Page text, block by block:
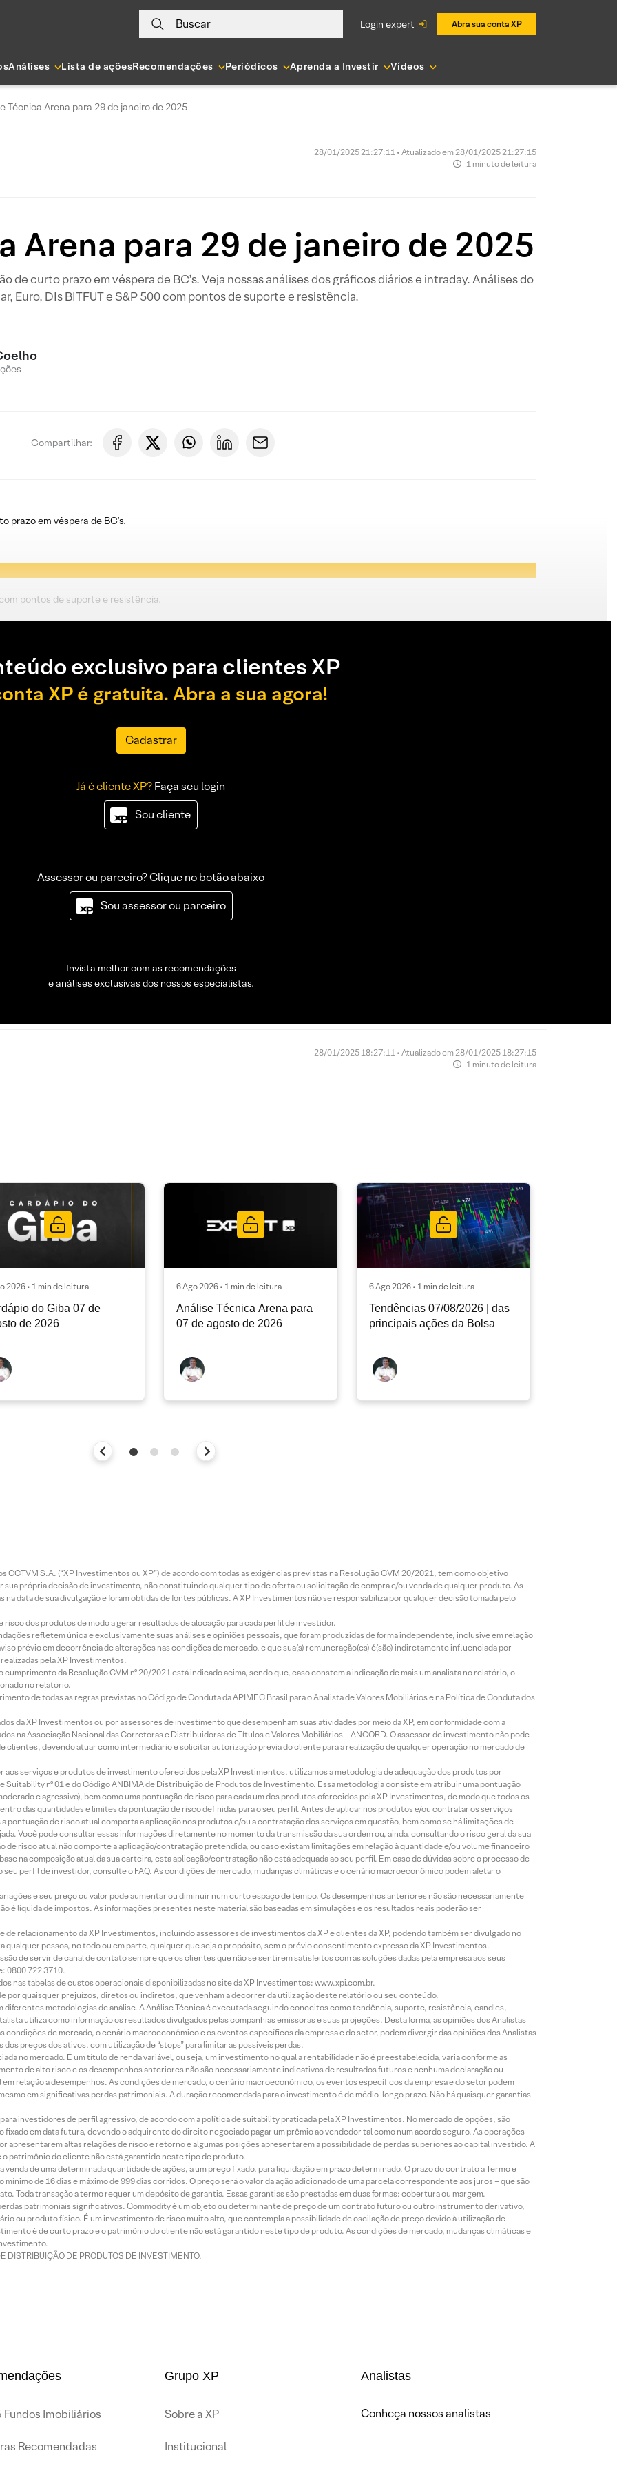
Buscar login expert Abra sua conta XP
Análises Lista de açõesRecomendações Periódicos Aprenda a Investir Vídeos
Técnica Arena para 29 de janeiro de 2025
28/01/2025 21:27:11 • Atualizado em 28/01/2025 21:27:15
1 minuto de leitura
Arena para 29 de janeiro de 2025
de curto prazo em véspera de BC’s. Veja nossas análises dos gráficos diários e intraday. Análises do
Euro, DIs BITFUT e S&P 500 com pontos de suporte e resistência.
Compartilhar:
prazo em véspera de BC’s.
pontos de suporte e resistência.
exclusivo para clientes XP
XP é gratuita. Abra a sua agora!
Cadastrar
Já é cliente XP?Faça seu login
Sou cliente
Assessor ou parceiro? Clique no botão abaixo
Sou assessor ou parceiro
Invista melhor com as recomendações
e análises exclusivas dos nossos especialistas.
28/01/2025 18:27:11 • Atualizado em 28/01/2025 18:27:15
1 minuto de leitura
2026 • 1 min de leitura
do Giba 07 de
de 2026
6 Ago 2026 • 1 min de leitura
Análise Técnica Arena para
07 de agosto de 2026
6 Ago 2026 • 1 min de leitura
Tendências 07/08/2026 | das
principais ações da Bolsa
CCTVM S.A. (“XP Investimentos ou XP”) de acordo com todas as exigências previstas na Resolução CVM 20/2021, tem como objetivo
própria decisão de investimento, não constituindo qualquer tipo de oferta ou solicitação de compra e/ou venda de qualquer produto. As
data de sua divulgação e foram obtidas de fontes públicas. A XP Investimentos não se responsabiliza por qualquer decisão tomada pelo
dos produtos de modo a gerar resultados de alocação para cada perfil de investidor.
refletem única e exclusivamente suas análises e opiniões pessoais, que foram produzidas de forma independente, inclusive em relação
prévio em decorrência de alterações nas condições de mercado, e que sua(s) remuneração(es) é(são) indiretamente influenciada por
pela XP Investimentos.
da Resolução CVM nº 20/2021 está indicado acima, sendo que, caso constem a indicação de mais um analista no relatório, o
no relatório.
de todas as regras previstas no Código de Conduta da APIMEC Brasil para o Analista de Valores Mobiliários e na Política de Conduta dos
da XP Investimentos ou por assessores de investimento que desempenham suas atividades por meio da XP, em conformidade com a
na Associação Nacional das Corretoras e Distribuidoras de Títulos e Valores Mobiliários – ANCORD. O assessor de investimento não pode
devendo atuar como intermediário e solicitar autorização prévia do cliente para a realização de qualquer operação no mercado de
aos serviços e produtos de investimento oferecidos pela XP Investimentos, utilizamos a metodologia de adequação dos produtos por
nº 01 e do Código ANBIMA de Distribuição de Produtos de Investimento. Essa metodologia consiste em atribuir uma pontuação
e agressivo), bem como uma pontuação de risco para cada um dos produtos oferecidos pela XP Investimentos, de modo que todos os
das quantidades e limites da pontuação de risco definidas para o seu perfil. Antes de aplicar nos produtos e/ou contratar os serviços
de risco atual comporta a aplicação nos produtos e/ou a contratação dos serviços em questão, bem como se há limitações de
Você pode consultar essas informações diretamente no momento da transmissão da sua ordem ou, ainda, consultando o risco geral da sua
de risco atual não comporte a aplicação/contratação pretendida, ou caso existam limitações em relação à quantidade e/ou volume financeiro
na composição atual da sua carteira, esta aplicação/contratação não está adequada ao seu perfil. Em caso de dúvidas sobre o processo de
perfil de investidor, consulte o FAQ. As condições de mercado, mudanças climáticas e o cenário macroeconômico podem afetar o
e seu preço ou valor pode aumentar ou diminuir num curto espaço de tempo. Os desempenhos anteriores não são necessariamente
é líquida de impostos. As informações presentes neste material são baseadas em simulações e os resultados reais poderão ser
relacionamento da XP Investimentos, incluindo assessores de investimentos da XP e clientes da XP, podendo também ser divulgado no
qualquer pessoa, no todo ou em parte, qualquer que seja o propósito, sem o prévio consentimento expresso da XP Investimentos.
de servir de canal de contato sempre que os clientes que não se sentirem satisfeitos com as soluções dadas pela empresa aos seus
0800 722 3710.
nas tabelas de custos operacionais disponibilizadas no site da XP Investimentos: www.xpi.com.br.
por quaisquer prejuízos, diretos ou indiretos, que venham a decorrer da utilização deste relatório ou seu conteúdo.
diferentes metodologias de análise. A Análise Técnica é executada seguindo conceitos como tendência, suporte, resistência, candles,
utiliza como informação os resultados divulgados pelas companhias emissoras e suas projeções. Desta forma, as opiniões dos Analistas
condições de mercado, o cenário macroeconômico e os eventos específicos da empresa e do setor, podem divergir das opiniões dos Analistas
preços dos ativos, com utilização de “stops” para limitar as possíveis perdas.
no mercado. É um título de renda variável, ou seja, um investimento no qual a rentabilidade não é preestabelecida, varia conforme as
de alto risco e os desempenhos anteriores não são necessariamente indicativos de resultados futuros e nenhuma declaração ou
relação a desempenhos. As condições de mercado, o cenário macroeconômico, os eventos específicos da empresa e do setor podem
em significativas perdas patrimoniais. A duração recomendada para o investimento é de médio-longo prazo. Não há quaisquer garantias
investidores de perfil agressivo, de acordo com a política de suitability praticada pela XP Investimentos. No mercado de opções, são
em data futura, devendo o adquirente do direito negociado pagar um prêmio ao vendedor tal como num acordo seguro. As operações
apresentarem altas relações de risco e retorno e algumas posições apresentarem a possibilidade de perdas superiores ao capital investido. A
patrimônio do cliente não está garantido neste tipo de produto.
de uma determinada quantidade de ações, a um preço fixado, para liquidação em prazo determinado. O prazo do contrato a Termo é
de 16 dias e máximo de 999 dias corridos. O preço será o valor da ação adicionado de uma parcela correspondente aos juros – que são
Toda transação a termo requer um depósito de garantia. Essas garantias são prestadas em duas formas: cobertura ou margem.
patrimoniais significativos. Commodity é um objeto ou determinante de preço de um contrato futuro ou outro instrumento derivativo,
ou produto físico. É um investimento de risco muito alto, que contempla a possibilidade de oscilação de preço devido à utilização de
é de curto prazo e o patrimônio do cliente não está garantido neste tipo de produto. As condições de mercado, mudanças climáticas e
DISTRIBUIÇÃO DE PRODUTOS DE INVESTIMENTO.
Fundos Imobiliários
Recomendadas
Grupo XP
Sobre a XP
Institucional
Analistas
Conheça nossos analistas